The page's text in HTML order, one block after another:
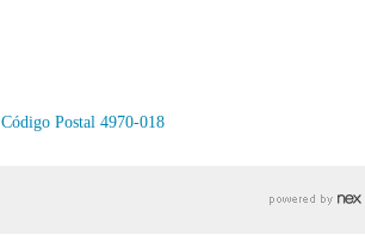
Código Postal 4970-018